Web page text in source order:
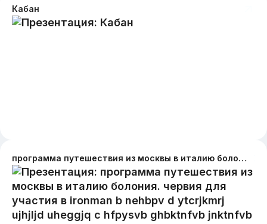
Кабан
программа путешествия из москвы в италию болония. червия для участия в ironman b nehbpv d ytcrjkmrj ujhjljd uheggjq c hfpysvb ghbktnfvb jnktnfvb